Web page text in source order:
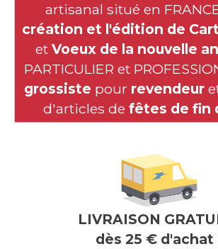
artisanal situé en
création et l'édition de
et Voeux de la nouvelle
PARTICULIER et
grossiste pour revendeur
d'articles de fêtes de fin
LIVRAISON
dès 25 € d'achat